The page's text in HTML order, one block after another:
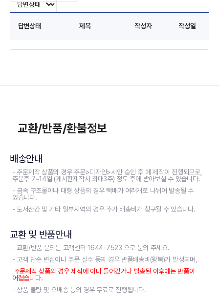
답변상태 제목 작성자 작성일
교환/반품/환불정보
배송안내
- 주문제작 상품의 경우 주문>디자인>시안 승인 후 에 제작이 진행되므로,
주문후 7~14일 (게시판제작시 최대3주) 정도 후에 받아보실 수 있습니다.
- 금속 구조물이나 대형 상품의 경우 택배가 여러개로 나뉘어 발송될 수
있습니다.
- 도서산간 및 기타 일부지역의 경우 추가 배송비가 청구될 수 있습니다.
교환 및 반품안내
- 교환/반품 문의는 고객센터 1644-7523 으로 문의 주세요.
- 고객 단순 변심이나 주문 실수 등의 경우 반품배송비(왕복)가 발생되며,
주문제작 상품의 경우 제작에 이미 들어갔거나 발송된 이후에는 반품이
어렵습니다.
- 상품 불량 및 오배송 등의 경우 무료로 진행됩니다.